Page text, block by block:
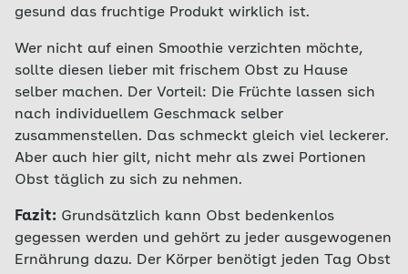
gesund das fruchtige Produkt wirklich ist.
Wer nicht auf einen Smoothie verzichten möchte,
sollte diesen lieber mit frischem Obst zu Hause
selber machen. Der Vorteil: Die Früchte lassen sich
nach individuellem Geschmack selber
zusammenstellen. Das schmeckt gleich viel leckerer.
Aber auch hier gilt, nicht mehr als zwei Portionen
Obst täglich zu sich zu nehmen.
Fazit: Grundsätzlich kann Obst bedenkenlos
gegessen werden und gehört zu jeder ausgewogenen
Ernährung dazu. Der Körper benötigt jeden Tag Obst